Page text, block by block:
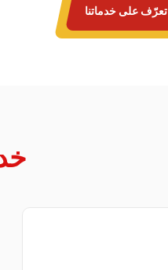
تعرّف على خدماتنا